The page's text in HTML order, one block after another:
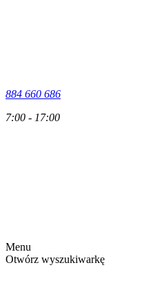
884 660 686
7:00 - 17:00
Menu
Otwórz wyszukiwarkę